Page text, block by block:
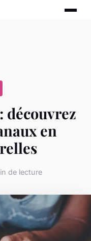
découvrez
en
de lecture